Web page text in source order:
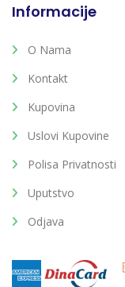
Informacije
O Nama
Kontakt
Kupovina
Uslovi Kupovine
Polisa Privatnosti
Uputstvo
Odjava